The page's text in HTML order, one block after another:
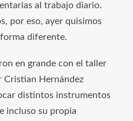
al trabajo diario.
por eso, ayer quisimos
diferente.
en grande con el taller
Cristian Hernández
distintos instrumentos
incluso su propia